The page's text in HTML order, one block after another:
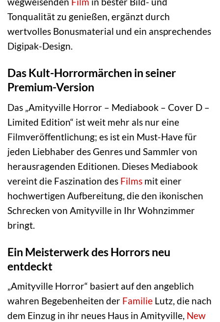
Tonqualität zu genießen, ergänzt durch
wertvolles Bonusmaterial und ein ansprechendes
Digipak-Design.
Das Kult-Horrormärchen in seiner
Premium-Version
Das „Amityville Horror – Mediabook – Cover D –
Limited Edition“ ist weit mehr als nur eine
Filmveröffentlichung; es ist ein Must-Have für
jeden Liebhaber des Genres und Sammler von
herausragenden Editionen. Dieses Mediabook
vereint die Faszination des Films mit einer
hochwertigen Aufbereitung, die den ikonischen
Schrecken von Amityville in Ihr Wohnzimmer
bringt.
Ein Meisterwerk des Horrors neu
entdeckt
„Amityville Horror“ basiert auf den angeblich
wahren Begebenheiten der Familie Lutz, die nach
dem Einzug in ihr neues Haus in Amityville, New